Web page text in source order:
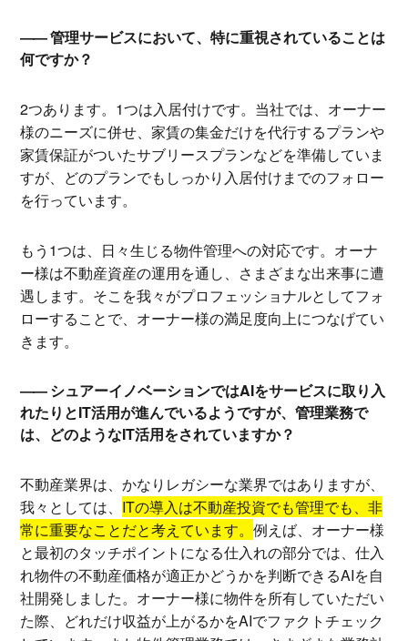
管理サービスにおいて、特に重視されていることは
何ですか？
2つあります。1つは入居付けです。当社では、オーナー
様のニーズに併せ、家賃の集金だけを代行するプランや
家賃保証がついたサブリースプランなどを準備していま
すが、どのプランでもしっかり入居付けまでのフォロー
を行っています。
もう1つは、日々生じる物件管理への対応です。オーナ
ー様は不動産資産の運用を通し、さまざまな出来事に遭
遇します。そこを我々がプロフェッショナルとしてフォ
ローすることで、オーナー様の満足度向上につなげてい
きます。
シュアーイノベーションではAIをサービスに取り入
れたりとIT活用が進んでいるようですが、管理業務で
は、どのようなIT活用をされていますか？
不動産業界は、かなりレガシーな業界ではありますが、
我々としては、 ITの導入は不動産投資でも管理でも、非
常に重要なことだと考えています。例えば、オーナー様
と最初のタッチポイントになる仕入れの部分では、仕入
れ物件の不動産価格が適正かどうかを判断できるAIを自
社開発しました。オーナー様に物件を所有していただい
た際、どれだけ収益が上がるかをAIでファクトチェック